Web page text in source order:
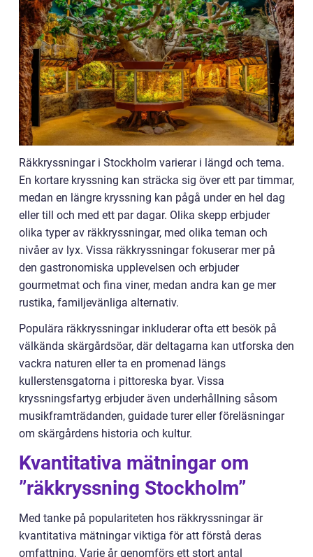
Räkkryssningar i Stockholm varierar i längd och tema.
En kortare kryssning kan sträcka sig över ett par timmar,
medan en längre kryssning kan pågå under en hel dag
eller till och med ett par dagar. Olika skepp erbjuder
olika typer av räkkryssningar, med olika teman och
nivåer av lyx. Vissa räkkryssningar fokuserar mer på
den gastronomiska upplevelsen och erbjuder
gourmetmat och fina viner, medan andra kan ge mer
rustika, familjevänliga alternativ.
Populära räkkryssningar inkluderar ofta ett besök på
välkända skärgårdsöar, där deltagarna kan utforska den
vackra naturen eller ta en promenad längs
kullerstensgatorna i pittoreska byar. Vissa
kryssningsfartyg erbjuder även underhållning såsom
musikframträdanden, guidade turer eller föreläsningar
om skärgårdens historia och kultur.
Kvantitativa mätningar om
”räkkryssning Stockholm”
Med tanke på populariteten hos räkkryssningar är
kvantitativa mätningar viktiga för att förstå deras
omfattning. Varje år genomförs ett stort antal